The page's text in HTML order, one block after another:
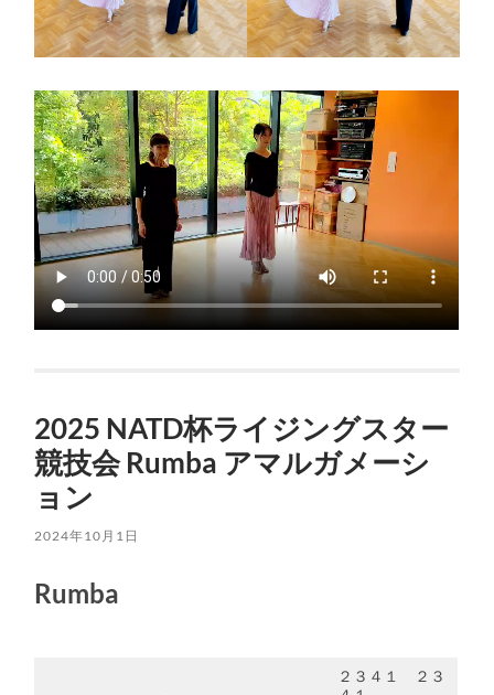
2025 NATD杯ライジングスター
競技会 Rumba アマルガメーシ
ョン
2024年10月1日
Rumba
２３４１ ２３